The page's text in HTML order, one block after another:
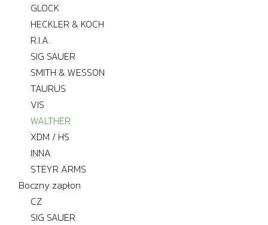
GLOCK
HECKLER & KOCH
R.I.A.
SIG SAUER
SMITH & WESSON
TAURUS
VIS
WALTHER
XDM / HS
INNA
STEYR ARMS
Boczny zapłon
CZ
SIG SAUER